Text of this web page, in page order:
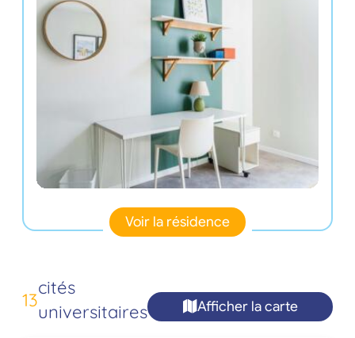
Voir la résidence
13
cités
universitaires
Afficher la carte